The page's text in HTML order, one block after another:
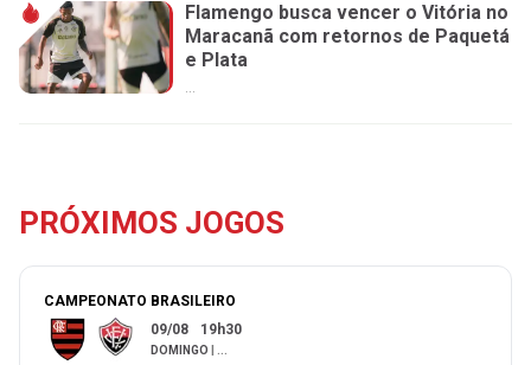
Flamengo busca vencer o Vitória no
Maracanã com retornos de Paquetá
e Plata
...
PRÓXIMOS JOGOS
CAMPEONATO BRASILEIRO
09/08 19h30
DOMINGO